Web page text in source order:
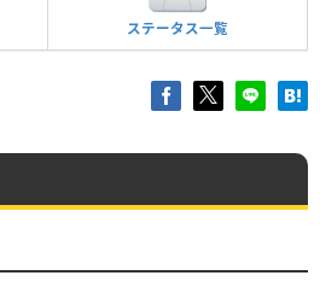
ステータス一覧